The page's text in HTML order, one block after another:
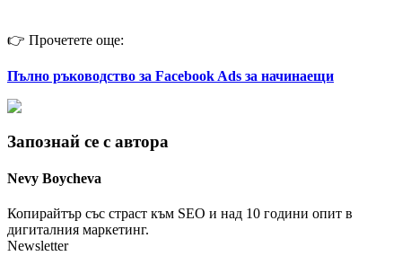
👉 Прочетете още:
Пълно ръководство за Facebook Ads за начинаещи
Запознай се с автора
Nevy Boycheva
Копирайтър със страст към SEO и над 10 години опит в
дигиталния маркетинг.
Newsletter